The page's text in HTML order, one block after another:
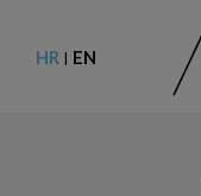
HR | EN